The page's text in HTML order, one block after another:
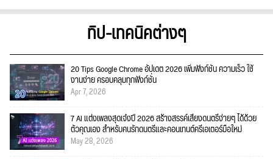
ทิป-เทคนิคต่างๆ
20 Tips Google Chrome อัปเดต 2026 เพิ่มฟังก์ชั่น ความเร็ว ใช้
งานง่าย ครอบคลุมทุกฟังก์ชั่น
Apr 7, 2026
7 AI แต่งเพลงสุดเจ๋งปี 2026 สร้างสรรค์เสียงดนตรีง่ายๆ ได้ด้วย
ตัวคุณเอง สำหรับคนรักดนตรีและคอนเทนต์ครีเอเตอร์มือใหม่
May 28, 2026